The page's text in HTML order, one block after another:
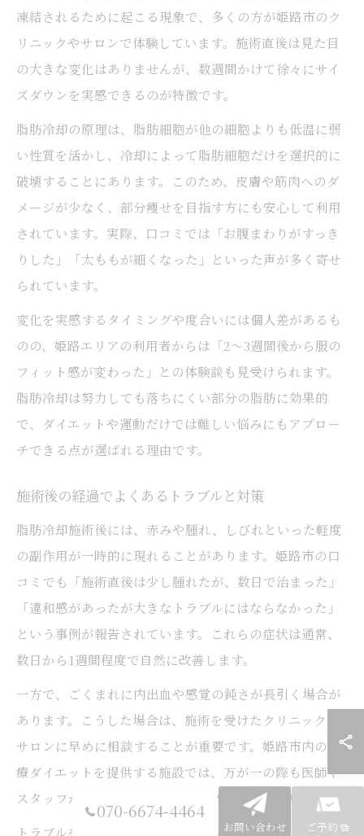
凍結されるために起こる現象で、多くの方が姫路市のク
リニックやサロンで体験しています。施術直後は見た目
の大きな変化はありませんが、数週間かけて徐々にサイ
ズダウンを実感できるのが特徴です。
脂肪冷却の原理は、脂肪細胞が他の細胞よりも低温に弱
い性質を活かし、冷却によって脂肪細胞だけを選択的に
破壊することにあります。このため、皮膚や筋肉へのダ
メージが少なく、部分痩せを目指す方にも安心して利用
されています。実際、口コミでは「お腹まわりがすっき
りした」「太ももが細くなった」といった声が多く寄せ
られています。
変化を実感するタイミングや度合いには個人差があるも
のの、姫路エリアの利用者からは「2～3週間後から服の
フィット感が変わった」との体験談も見受けられます。
脂肪冷却は努力しても落ちにくい部分の脂肪に効果的
で、ダイエットや運動だけでは難しい悩みにもアプロー
チできる点が選ばれる理由です。
施術後の経過でよくあるトラブルと対策
脂肪冷却施術後には、赤みや腫れ、しびれといった軽度
の副作用が一時的に現れることがあります。姫路市の口
コミでも「施術直後は少し腫れたが、数日で治まった」
「違和感があったが大きなトラブルにはならなかった」
という事例が報告されています。これらの症状は通常、
数日から1週間程度で自然に改善します。
一方で、ごくまれに内出血や感覚の鈍さが長引く場合が
あります。こうした場合は、施術を受けたクリニックや
サロンに早めに相談することが重要です。姫路市内の医
療ダイエットを提供する施設では、万が一の際も医師や
スタッフが迅速に対応してくれる体制が整っています。
トラブルを予防するためには、カウンセリング時に持病
070-6674-4464
お問い合わせ ご予約